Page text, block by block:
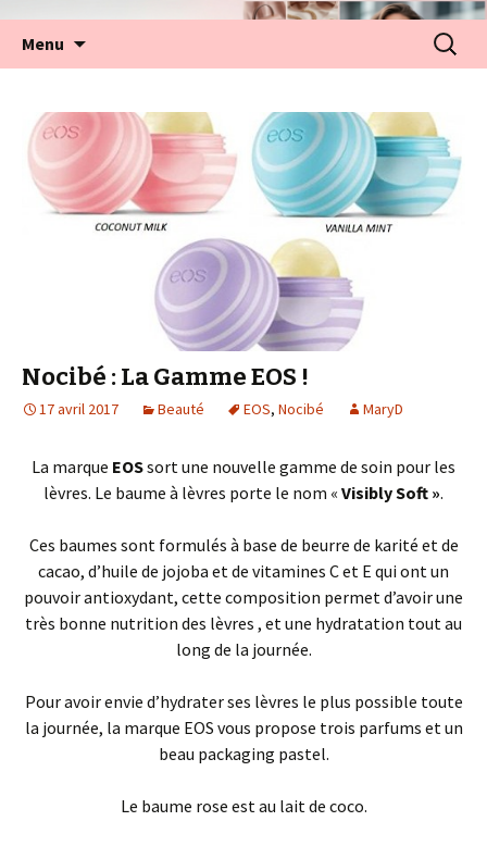
Menu
Nocibé : La Gamme EOS !
17 avril 2017 Beauté EOS, Nocibé MaryD
La marque EOSsort une nouvelle gamme de soin pour les
lèvres. Le baume à lèvres porte le nom « Visibly Soft ».
Ces baumes sont formulés à base de beurre de karité et de
cacao, d’huile de jojoba et de vitamines C et E qui ont un
pouvoir antioxydant, cette composition permet d’avoir une
très bonne nutrition des lèvres , et une hydratation tout au
long de la journée.
Pour avoir envie d’hydrater ses lèvres le plus possible toute
la journée, la marque EOS vous propose trois parfums et un
beau packaging pastel.
Le baume rose est au lait de coco.